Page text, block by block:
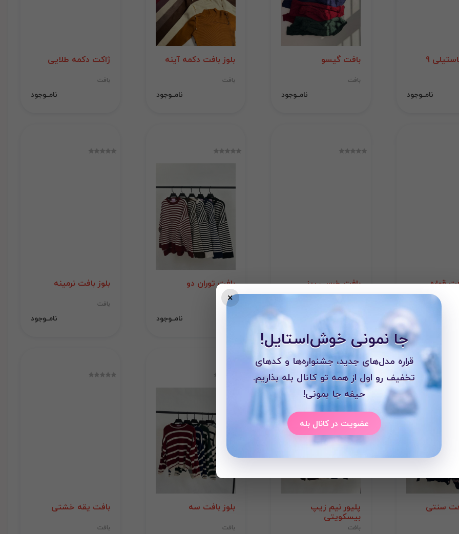
9
نامــوجود
بافت گیسو
بافت
نامــوجود
بلوز بافت دکمه آینه
بافت
نامــوجود
ژاکت دکمه طلایی
بافت
نامــوجود
قواره
نامــوجود
بافت خرسی ریز
نامــوجود
بافت توران دو
بافت
نامــوجود
بلوز بافت نرمینه
بافت
نامــوجود
سنتی پلیور نیم زیپ
بیسکویتی
بافت
بلوز بافت سه
بافت
بافت یقه خشتی
بافت
×
جا نمونی خوش‌استایل!
قراره مدل‌های جدید، جشنواره‌ها و کدهای
تخفیف رو اول از همه تو کانال بله بذاریم.
حیفه جا بمونی!
عضویت در کانال بله